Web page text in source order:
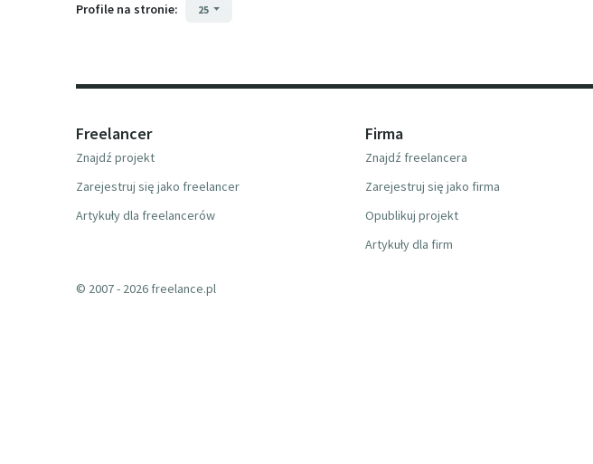
Profile na stronie: 25
Freelancer
Znajdź projekt
Zarejestruj się jako freelancer
Artykuły dla freelancerów
Firma
Znajdź freelancera
Zarejestruj się jako firma
Opublikuj projekt
Artykuły dla firm
© 2007 - 2026 freelance.pl